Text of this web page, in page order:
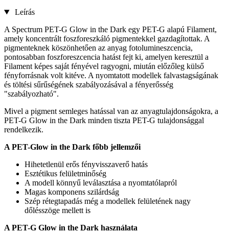
Leírás
A Spectrum PET-G Glow in the Dark egy PET-G alapú Filament,
amely koncentrált foszforeszkáló pigmentekkel gazdagítottak. A
pigmenteknek köszönhetően az anyag fotolumineszcencia,
pontosabban foszforeszcencia hatást fejt ki, amelyen keresztül a
Filament képes saját fényével ragyogni, miután előzőleg külső
fényforrásnak volt kitéve. A nyomtatott modellek falvastagságának
és töltési sűrűségének szabályozásával a fényerősség
"szabályozható".
Mivel a pigment semleges hatással van az anyagtulajdonságokra, a
PET-G Glow in the Dark minden tiszta PET-G tulajdonsággal
rendelkezik.
A PET-Glow in the Dark főbb jellemzői
Hihetetlenül erős fényvisszaverő hatás
Esztétikus felületminőség
A modell könnyű leválasztása a nyomtatólapról
Magas komponens szilárdság
Szép rétegtapadás még a modellek felületének nagy
dőlésszöge mellett is
A PET-G Glow in the Dark használata